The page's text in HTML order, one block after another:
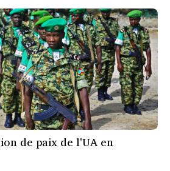
de paix de l'UA en